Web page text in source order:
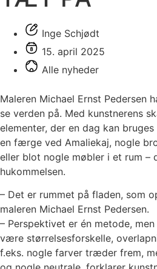
Inge Schjødt
15. april 2025
Alle nyheder
Maleren Michael Ernst Pedersen
se verden på. Med kunstnerens
elementer, der en dag kan
en færge ved Amaliekaj, nogle
eller blot nogle møbler i et rum –
hukommelsen.
– Det er rummet på fladen, som
maleren Michael Ernst Pedersen.
– Perspektivet er én metode,
være størrelsesforskelle,
f.eks. nogle farver træder frem,